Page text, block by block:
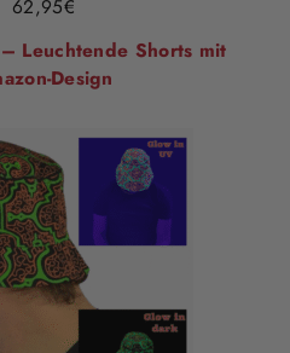
62,95€
Leuchtende Shorts mit
Design